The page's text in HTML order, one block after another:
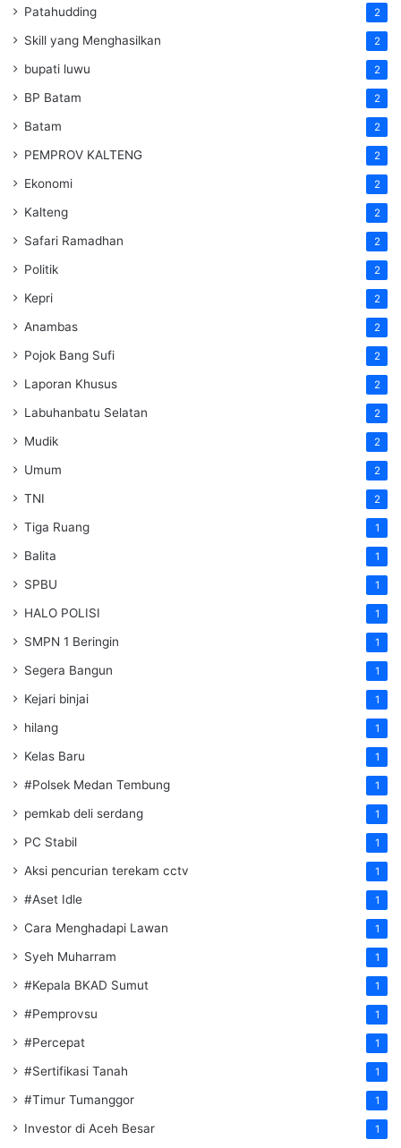
Patahudding 2
Skill yang Menghasilkan 2
bupati luwu 2
BP Batam 2
Batam 2
PEMPROV KALTENG 2
Ekonomi 2
Kalteng 2
Safari Ramadhan 2
Politik 2
Kepri 2
Anambas 2
Pojok Bang Sufi 2
Laporan Khusus 2
Labuhanbatu Selatan 2
Mudik 2
Umum 2
TNI 2
Tiga Ruang 1
Balita 1
SPBU 1
HALO POLISI 1
SMPN 1 Beringin 1
Segera Bangun 1
Kejari binjai 1
hilang 1
Kelas Baru 1
#Polsek Medan Tembung 1
pemkab deli serdang 1
PC Stabil 1
Aksi pencurian terekam cctv 1
#Aset Idle 1
Cara Menghadapi Lawan 1
Syeh Muharram 1
#Kepala BKAD Sumut 1
#Pemprovsu 1
#Percepat 1
#Sertifikasi Tanah 1
#Timur Tumanggor 1
Investor di Aceh Besar 1